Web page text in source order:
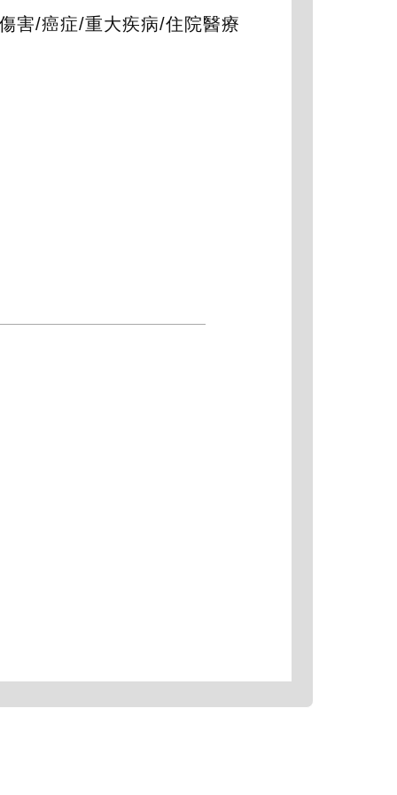
害/癌症/重大疾病/住院醫療